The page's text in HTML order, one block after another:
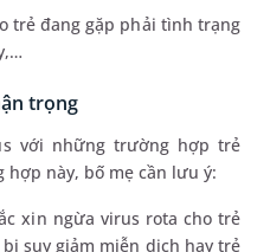
trẻ đang gặp phải tình trạng
trọng
với những trường hợp trẻ
hợp này, bố mẹ cần lưu ý:
xin ngừa virus rota cho trẻ
suy giảm miễn dịch hay trẻ